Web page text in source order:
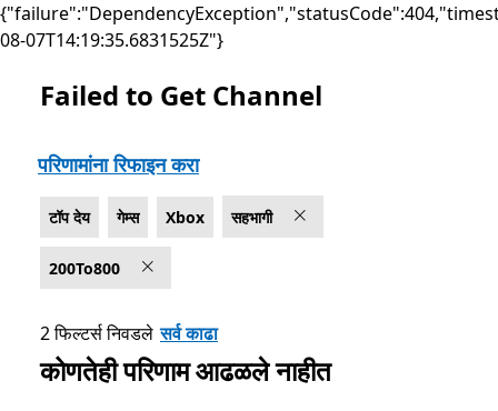
08-07T14:19:35.6831525Z"}
सूची Microsoft.com
Failed to Get Channel
परिणामांना रिफाइन करा
टॉप देय गेम्स Xbox सहभागी
200To800
2 फिल्टर्स निवडले सर्व काढा
कोणतेही परिणाम आढळले नाहीत